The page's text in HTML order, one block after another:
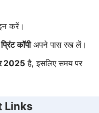
करें।
प्रिंट कॉपीअपने पास रख लें।
2025 है, इसलिए समय पर
Links